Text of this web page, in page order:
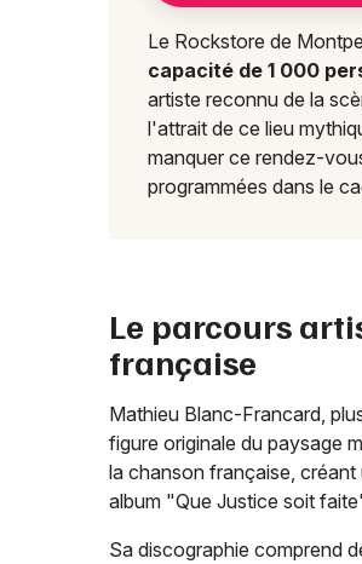
Le Rockstore de
capacité de 1 000
artiste reconnu de la
l'attrait de ce lieu
manquer ce rendez-
programmées dans le
Le parcours
française
Mathieu Blanc-Francard,
figure originale du paysage
la chanson française, créant
album "Que Justice soit
Sa discographie comprend